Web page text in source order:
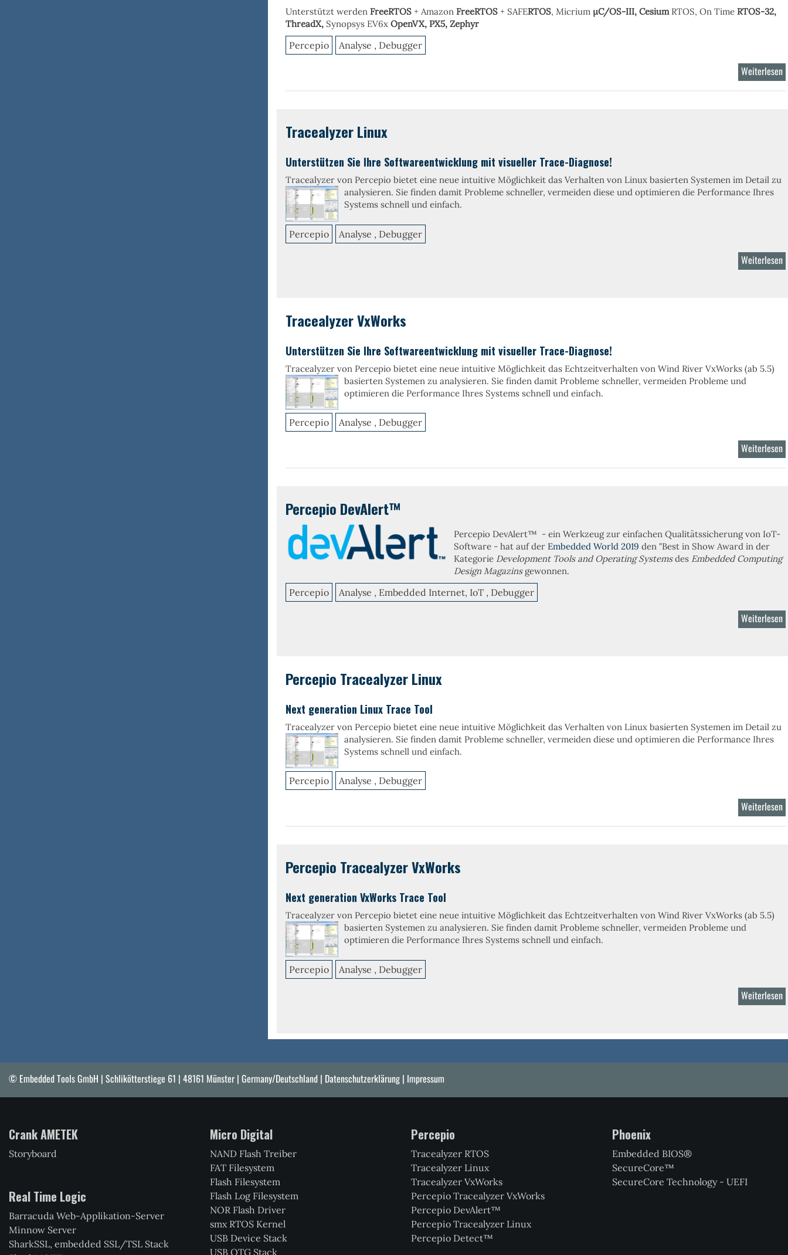
Unterstützt werden FreeRTOS + Amazon FreeRTOS+ SAFERTOS, Micrium µC/OS-III, Cesium RTOS, On TimeRTOS-32,
ThreadX, Synopsys EV6xOpenVX, PX5, Zephyr
Percepio Analyse , Debugger
Weiterlesen
Tracealyzer Linux
Unterstützen Sie Ihre Softwareentwicklung mit visueller Trace-Diagnose!
Tracealyzer von Percepio bietet eine neue intuitive Möglichkeit das Verhalten von Linux basierten Systemen im Detail zu
analysieren. Sie finden damit Probleme schneller, vermeiden diese und optimieren die Performance Ihres
Systems schnell und einfach.
Percepio Analyse , Debugger
Weiterlesen
Tracealyzer VxWorks
Unterstützen Sie Ihre Softwareentwicklung mit visueller Trace-Diagnose!
Tracealyzer von Percepio bietet eine neue intuitive Möglichkeit das Echtzeitverhalten von Wind River VxWorks (ab 5.5)
basierten Systemen zu analysieren. Sie finden damit Probleme schneller, vermeiden Probleme und
optimieren die Performance Ihres Systems schnell und einfach.
Percepio Analyse , Debugger
Weiterlesen
Percepio DevAlert™
Percepio DevAlert™ - ein Werkzeug zur einfachen Qualitätssicherung von IoT-
Software - hat auf der Embedded World 2019 den "Best in Show Award in der
Kategorie Development Tools and Operating Systemsdes Embedded Computing
Design Magazinsgewonnen.
Percepio Analyse , Embedded Internet, IoT , Debugger
Weiterlesen
Percepio Tracealyzer Linux
Next generation Linux Trace Tool
Tracealyzer von Percepio bietet eine neue intuitive Möglichkeit das Verhalten von Linux basierten Systemen im Detail zu
analysieren. Sie finden damit Probleme schneller, vermeiden diese und optimieren die Performance Ihres
Systems schnell und einfach.
Percepio Analyse , Debugger
Weiterlesen
Percepio Tracealyzer VxWorks
Next generation VxWorks Trace Tool
Tracealyzer von Percepio bietet eine neue intuitive Möglichkeit das Echtzeitverhalten von Wind River VxWorks (ab 5.5)
basierten Systemen zu analysieren. Sie finden damit Probleme schneller, vermeiden Probleme und
optimieren die Performance Ihres Systems schnell und einfach.
Percepio Analyse , Debugger
Weiterlesen
© Embedded Tools GmbH | Schlikötterstiege 61 | 48161 Münster | Germany/Deutschland | Datenschutzerklärung | Impressum
Crank AMETEK
Storyboard
Micro Digital
NAND Flash Treiber
FAT Filesystem
Flash Filesystem
Flash Log Filesystem
NOR Flash Driver
smx RTOS Kernel
USB Device Stack
USB OTG Stack
Percepio
Tracealyzer RTOS
Tracealyzer Linux
Tracealyzer VxWorks
Percepio Tracealyzer VxWorks
Percepio DevAlert™
Percepio Tracealyzer Linux
Percepio Detect™
Phoenix
Embedded BIOS®
SecureCore™
SecureCore Technology - UEFI
Real Time Logic
Barracuda Web-Applikation-Server
Minnow Server
SharkSSL, embedded SSL/TSL Stack